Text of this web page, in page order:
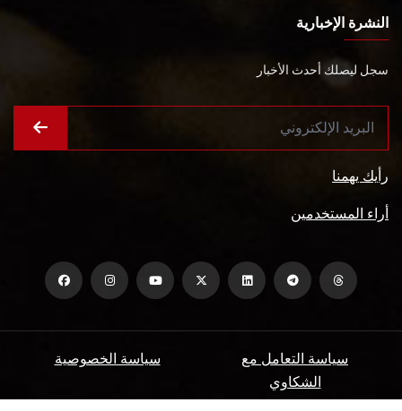
النشرة الإخبارية
سجل ليصلك أحدث الأخبار
رأيك يهمنا
أراء المستخدمين
سياسة الخصوصية
سياسة التعامل مع
الشكاوي